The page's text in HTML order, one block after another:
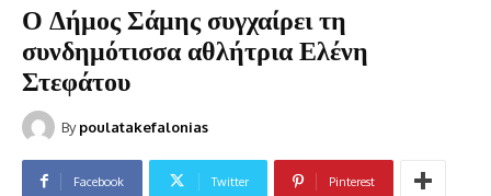
Ο Δήμος Σάμης συγχαίρει τη
συνδημότισσα αθλήτρια Ελένη
Στεφάτου
By poulatakefalonias
Facebook Twitter Pinterest